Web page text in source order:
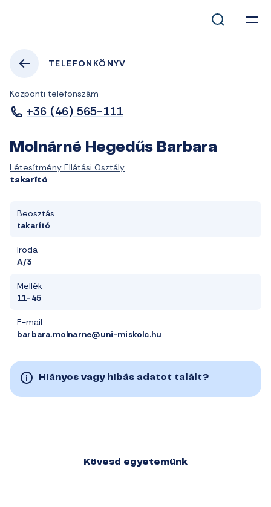
TELEFONKÖNYV
Központi telefonszám
+36 (46) 565-111
Molnárné Hegedűs Barbara
Létesítmény Ellátási Osztály
takarító
Beosztás
takarító
Iroda
A/3
Mellék
11-45
E-mail
barbara.molnarne@uni-miskolc.hu
Hiányos vagy hibás adatot talált?
Kövesd egyetemünk